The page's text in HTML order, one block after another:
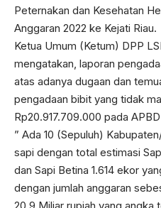
Peternakan dan Kesehatan
Anggaran 2022 ke Kejati Riau.
Ketua Umum (Ketum) DPP
mengatakan, laporan
atas adanya dugaan dan
pengadaan bibit yang tidak
Rp20.917.709.000 pada
” Ada 10 (Sepuluh)
sapi dengan total estimasi
dan Sapi Betina 1.614 ekor
dengan jumlah anggaran